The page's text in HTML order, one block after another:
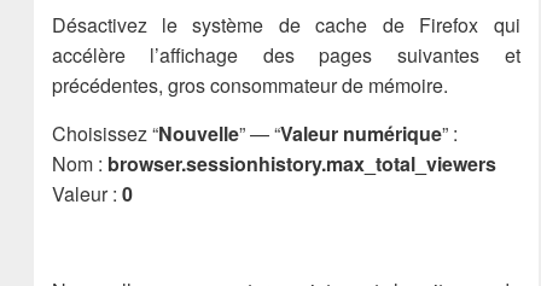
Désactivez le système de cache de Firefox qui
accélère l’affichage des pages suivantes et
précédentes, gros consommateur de mémoire.
Choisissez “Nouvelle” — “Valeur numérique” :
Nom : browser.sessionhistory.max_total_viewers
Valeur : 0